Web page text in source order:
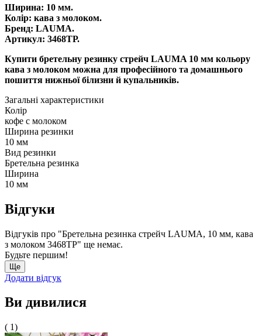
Ширина: 10 мм.
Колір: кава з молоком.
Бренд: LAUMA.
Артикул: 3468ТР.
Купити бретельну резинку стрейч LAUMA 10 мм кольору
кава з молоком можна для професійного та домашнього
пошиття нижньої білизни й купальників.
Загальні характеристики
Колір
кофе с молоком
Ширина резинки
10 мм
Вид резинки
Бретельна резинка
Ширина
10 мм
Відгуки
Відгуків про "Бретельна резинка стрейч LAUMA, 10 мм, кава
з молоком 3468ТР" ще немає.
Будьте першим!
Ще
Додати відгук
Ви дивилися
( 1)